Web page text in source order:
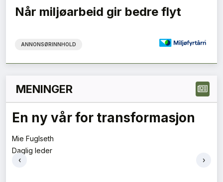
Når miljøarbeid gir bedre flyt
ANNONSØRINNHOLD
MENINGER
En ny vår for transformasjon
Mie Fuglseth
Daglig leder
‹
›